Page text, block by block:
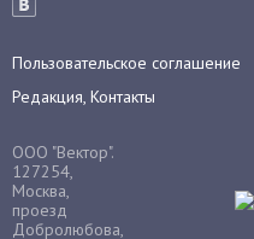
Дендробиум
Денежное дерево
Драцена
Дыня
Ежевика
Пользовательское соглашение
Редакция, Контакты
ООО "Вектор".
127254,
Москва,
проезд
Добролюбова,